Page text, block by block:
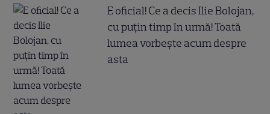
E oficial! Ce a decis Ilie Bolojan,
cu puțin timp în urmă! Toată
lumea vorbește acum despre
asta